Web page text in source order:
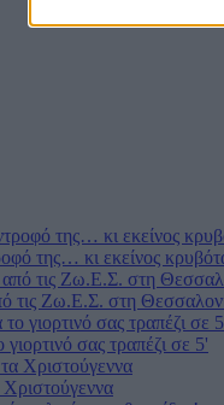
I want
της… κι εκείνος
τις Ζω.Ε.Σ. στη
σας τραπέζι σε 5'
Χριστούγεννα